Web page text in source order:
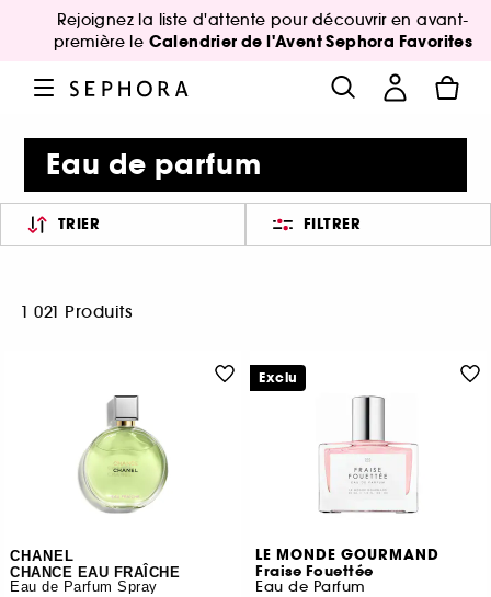
Rejoignez la liste d'attente pour découvrir en avant-
première le Calendrier de l'Avent Sephora Favorites
Eau de parfum
TRIER FILTRER
1 021 Produits
CHANEL
CHANCE EAU FRAÎCHE
Eau de Parfum Spray
LE MONDE GOURMAND
Fraise Fouettée
Eau de Parfum
Exclu